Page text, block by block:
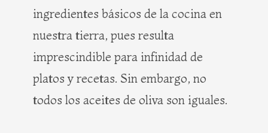
ingredientes básicos de la cocina en
nuestra tierra, pues resulta
imprescindible para infinidad de
platos y recetas. Sin embargo, no
todos los aceites de oliva son iguales.